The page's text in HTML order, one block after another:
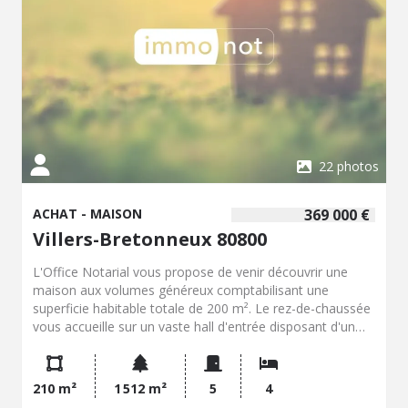
22 photos
369 000 €
ACHAT - MAISON
Villers-Bretonneux 80800
L'Office Notarial vous propose de venir découvrir une
maison aux volumes généreux comptabilisant une
superficie habitable totale de 200 m². Le rez-de-chaussée
vous accueille sur un vaste hall d'entrée disposant d'un
Fonctionnelle et entièrement aménagée équipée avec un
coin repas, la cuisine s'ouvre sur les extérieurs. La pièce
de réception, lumineuse, alliant séjour salle à manger de
210 m² 1 512 m² 5 4